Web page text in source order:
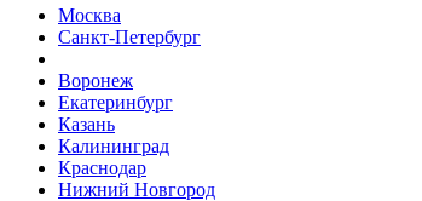
Москва
Санкт-Петербург
Воронеж
Екатеринбург
Казань
Калининград
Краснодар
Нижний Новгород